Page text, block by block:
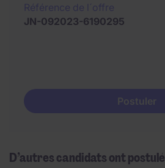
JN-092023-6190295
Postuler
D’autres candidats ont postulé